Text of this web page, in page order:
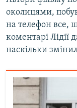
околицями,
на телефон все,
коментарі Лідії
наскільки